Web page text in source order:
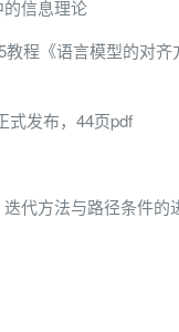
的信息理论
程《语言模型的对
式发布，44页pdf
迭代方法与路径条件的